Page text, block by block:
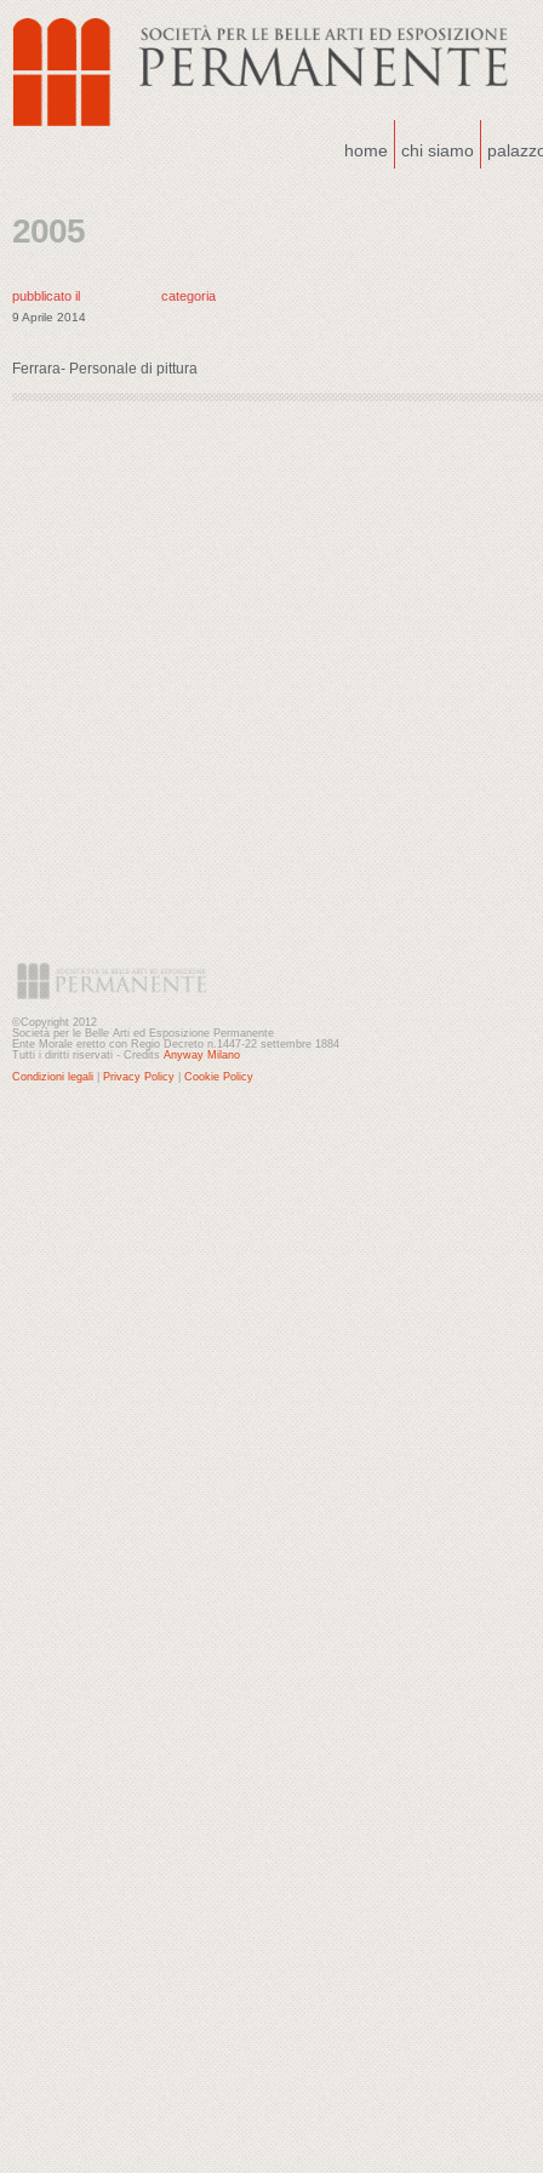
home chi siamo
2005
pubblicato il
9 Aprile 2014
categoria
Ferrara- Personale di pittura
©Copyright 2012
Società per le Belle Arti ed Esposizione Permanente
Ente Morale eretto con Regio Decreto n.1447-22 settembre 1884
Tutti i diritti riservati - Credits Anyway Milano
Condizioni legali
Privacy Policy Cookie Policy